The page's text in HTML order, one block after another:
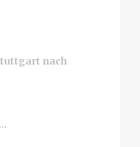
nach